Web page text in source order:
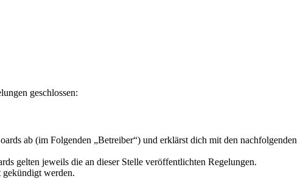
geschlossen:
ab (im Folgenden „Betreiber“) und erklärst dich mit den nachfolgenden
gelten jeweils die an dieser Stelle veröffentlichten Regelungen.
gekündigt werden.